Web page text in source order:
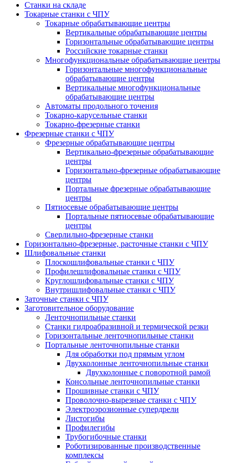
Станки на складе
Токарные станки с ЧПУ
Токарные обрабатывающие центры
Вертикальные обрабатывающие центры
Горизонтальные обрабатывающие центры
Российские токарные станки
Многофункциональные обрабатывающие центры
Горизонтальные многофункциональные
обрабатывающие центры
Вертикальные многофункциональные
обрабатывающие центры
Автоматы продольного точения
Токарно-карусельные станки
Токарно-фрезерные станки
Фрезерные станки с ЧПУ
Фрезерные обрабатывающие центры
Вертикально-фрезерные обрабатывающие
центры
Горизонтально-фрезерные обрабатывающие
центры
Портальные фрезерные обрабатывающие
центры
Пятиосевые обрабатывающие центры
Портальные пятиосевые обрабатывающие
центры
Сверлильно-фрезерные станки
Горизонтально-фрезерные, расточные станки с ЧПУ
Шлифовальные станки
Плоскошлифовальные станки с ЧПУ
Профилешлифовальные станки с ЧПУ
Круглошлифовальные станки с ЧПУ
Внутришлифовальные станки с ЧПУ
Заточные станки с ЧПУ
Заготовительное оборудование
Ленточнопильные станки
Станки гидроабразивной и термической резки
Горизонтальные ленточнопильные станки
Портальные ленточнопильные станки
Для обработки под прямым углом
Двухколонные ленточнопильные станки
Двухколонные с поворотной рамой
Консольные ленточнопильные станки
Прошивные станки с ЧПУ
Проволочно-вырезные станки с ЧПУ
Электроэрозионные супердрели
Листогибы
Профилегибы
Трубогибочные станки
Роботизированные производственные
комплексы